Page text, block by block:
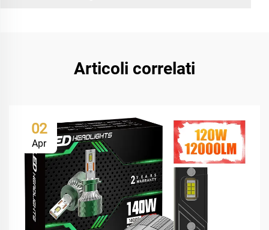
Articoli correlati
02
Apr